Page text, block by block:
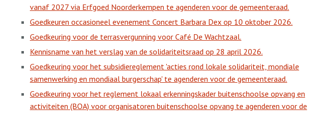
vanaf 2027 via Erfgoed Noorderkempen te agenderen voor de gemeenteraad.
Goedkeuren occasioneel evenement Concert Barbara Dex op 10 oktober 2026.
Goedkeuring voor de terrasvergunning voor Café De Wachtzaal.
Kennisname van het verslag van de solidariteitsraad op 28 april 2026.
Goedkeuring voor het subsidiereglement 'acties rond lokale solidariteit, mondiale
samenwerking en mondiaal burgerschap' te agenderen voor de gemeenteraad.
Goedkeuring voor het reglement lokaal erkenningskader buitenschoolse opvang en
activiteiten (BOA) voor organisatoren buitenschoolse opvang te agenderen voor de